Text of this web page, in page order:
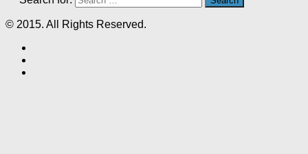
© 2015. All Rights Reserved.